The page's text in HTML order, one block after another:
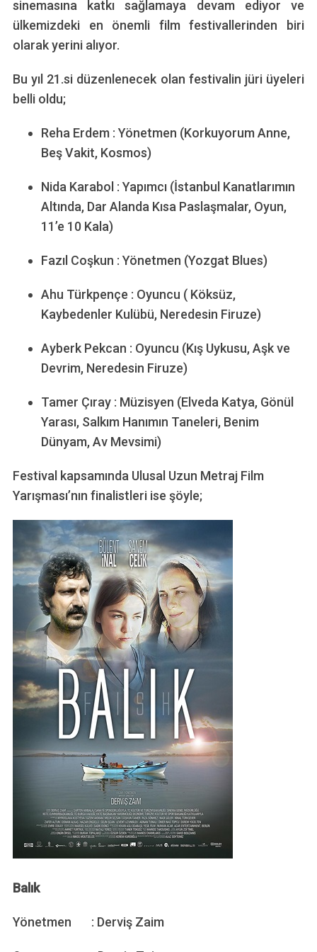
sinemasına katkı sağlamaya devam ediyor ve
ülkemizdeki en önemli film festivallerinden biri
olarak yerini alıyor.
Bu yıl 21.si düzenlenecek olan festivalin jüri üyeleri
belli oldu;
Reha Erdem : Yönetmen (Korkuyorum Anne,
Beş Vakit, Kosmos)
Nida Karabol : Yapımcı (İstanbul Kanatlarımın
Altında, Dar Alanda Kısa Paslaşmalar, Oyun,
11’e 10 Kala)
Fazıl Coşkun : Yönetmen (Yozgat Blues)
Ahu Türkpençe : Oyuncu ( Köksüz,
Kaybedenler Kulübü, Neredesin Firuze)
Ayberk Pekcan : Oyuncu (Kış Uykusu, Aşk ve
Devrim, Neredesin Firuze)
Tamer Çıray : Müzisyen (Elveda Katya, Gönül
Yarası, Salkım Hanımın Taneleri, Benim
Dünyam, Av Mevsimi)
Festival kapsamında Ulusal Uzun Metraj Film
Yarışması’nın finalistleri ise şöyle;
Balık
Yönetmen : Derviş Zaim